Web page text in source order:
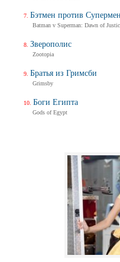
Бэтмен против
Batman v Superman: Dawn of
Зверополис
Zootopia
Братья из Гримсби
Grimsby
Боги Египта
Gods of Egypt